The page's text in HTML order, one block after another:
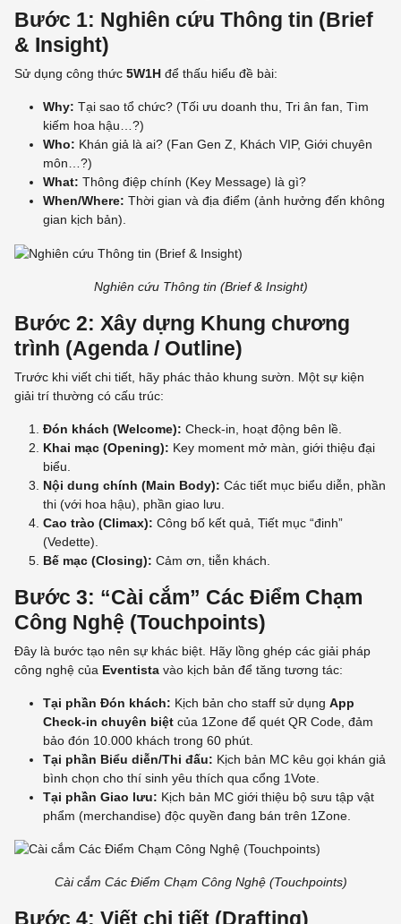
Bước 1: Nghiên cứu Thông tin (Brief
& Insight)
Sử dụng công thức 5W1H để thấu hiểu đề bài:
Why: Tại sao tổ chức? (Tối ưu doanh thu, Tri ân fan, Tìm
kiếm hoa hậu…?)
Who: Khán giả là ai? (Fan Gen Z, Khách VIP, Giới chuyên
môn…?)
What: Thông điệp chính (Key Message) là gì?
When/Where: Thời gian và địa điểm (ảnh hưởng đến không
gian kịch bản).
Nghiên cứu Thông tin (Brief & Insight)
Bước 2: Xây dựng Khung chương
trình (Agenda / Outline)
Trước khi viết chi tiết, hãy phác thảo khung sườn. Một sự kiện
giải trí thường có cấu trúc:
Đón khách (Welcome): Check-in, hoạt động bên lề.
Khai mạc (Opening): Key moment mở màn, giới thiệu đại
biểu.
Nội dung chính (Main Body): Các tiết mục biểu diễn, phần
thi (với hoa hậu), phần giao lưu.
Cao trào (Climax): Công bố kết quả, Tiết mục “đinh”
(Vedette).
Bế mạc (Closing): Cảm ơn, tiễn khách.
Bước 3: “Cài cắm” Các Điểm Chạm
Công Nghệ (Touchpoints)
Đây là bước tạo nên sự khác biệt. Hãy lồng ghép các giải pháp
công nghệ của Eventista vào kịch bản để tăng tương tác:
Tại phần Đón khách: Kịch bản cho staff sử dụng App
Check-in chuyên biệt của 1Zone để quét QR Code, đảm
bảo đón 10.000 khách trong 60 phút.
Tại phần Biểu diễn/Thi đấu: Kịch bản MC kêu gọi khán giả
bình chọn cho thí sinh yêu thích qua cổng 1Vote
Tại phần Giao lưu: Kịch bản MC giới thiệu bộ sưu tập vật
phẩm (merchandise) độc quyền đang bán trên 1Zone
Cài cắm Các Điểm Chạm Công Nghệ (Touchpoints)
Bước 4: Viết chi tiết (Drafting)